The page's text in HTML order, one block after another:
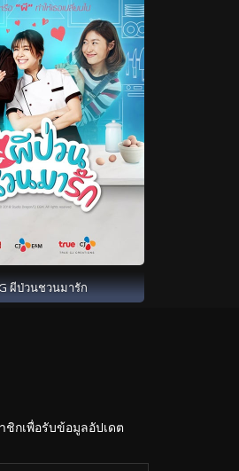
ผีป่วนชวนมารัก
กเพื่อรับข้อมูลอัปเดต